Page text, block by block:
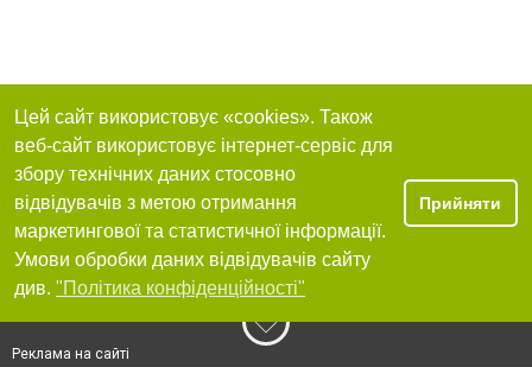
Цей сайт використовує «cookies». Також
веб-сайт використовує інтернет-сервіс для
збору технічних даних стосовно
відвідувачів з метою отримання
маркетингової та статистичної інформації.
Умови обробки даних відвідувачів сайту
див. "Політика конфіденційності"
Прийняти
Реклама на сайті